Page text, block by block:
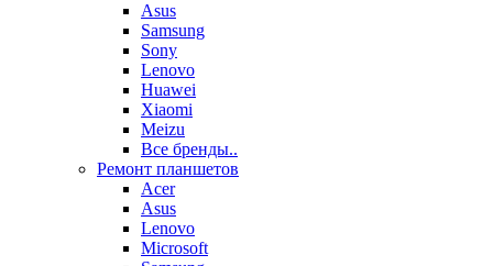
Asus
Samsung
Sony
Lenovo
Huawei
Xiaomi
Meizu
Все бренды..
Ремонт планшетов
Acer
Asus
Lenovo
Microsoft